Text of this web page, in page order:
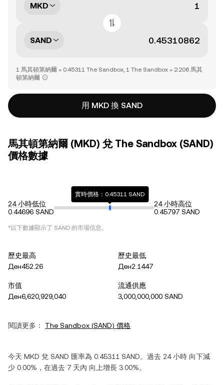
MKD
SAND
1 馬其頓第納爾 = 0.45311 The Sandbox, 1 The Sandbox = 2.206 馬其
頓第納爾
用 MKD 換 SAND
馬其頓第納爾 (MKD) 兌 The Sandbox (SAND)
價格數據
24 小時低位
0.44696 SAND
實時價格：0.45311 SAND
24 小時高位
0.45797 SAND
*以下數據顯示了 SAND 的市場信息。
歷史最高
Ден452.26
歷史最低
Ден2.1447
市值
Ден6,620,929,040
流通供應
3,000,000,000 SAND
閱讀更多： The Sandbox (SAND) 價格
今天 MKD 兌 SAND 匯率為 0.45311 SAND。過去 24 小時 向下減
少 0.00% ，在過去 7 天內 向上增長 3.00%。